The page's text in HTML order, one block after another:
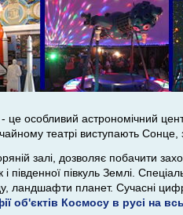
- це особливий астрономічний
театрі виступають Сонце,
залі, дозволяє побачити
південної півкуль Землі.
ландшафти планет. Сучасні
об'єктів Космосу в русі на